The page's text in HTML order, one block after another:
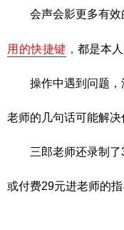
会声会影更多有效
用的快捷键 ，都是本人
操作中遇到问题
老师的几句话可能解决
三郎老师还录制了
或付费29元进老师的